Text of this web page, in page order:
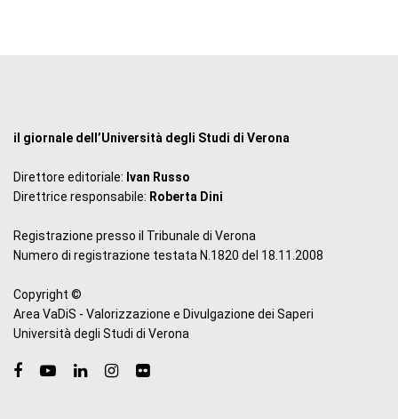
il giornale dell’Università degli Studi di Verona
Direttore editoriale: Ivan Russo
Direttrice responsabile: Roberta Dini
Registrazione presso il Tribunale di Verona
Numero di registrazione testata N.1820 del 18.11.2008
Copyright ©
Area VaDiS - Valorizzazione e Divulgazione dei Saperi
Università degli Studi di Verona